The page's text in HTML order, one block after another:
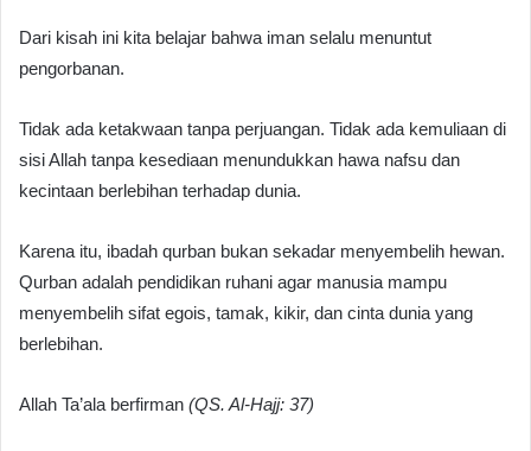
Dari kisah ini kita belajar bahwa iman selalu menuntut
pengorbanan.
Tidak ada ketakwaan tanpa perjuangan. Tidak ada kemuliaan di
sisi Allah tanpa kesediaan menundukkan hawa nafsu dan
kecintaan berlebihan terhadap dunia.
Karena itu, ibadah qurban bukan sekadar menyembelih hewan.
Qurban adalah pendidikan ruhani agar manusia mampu
menyembelih sifat egois, tamak, kikir, dan cinta dunia yang
berlebihan.
Allah Ta’ala berfirman (QS. Al-Hajj: 37)